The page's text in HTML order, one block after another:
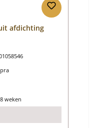
afdichting
prijs:
weken